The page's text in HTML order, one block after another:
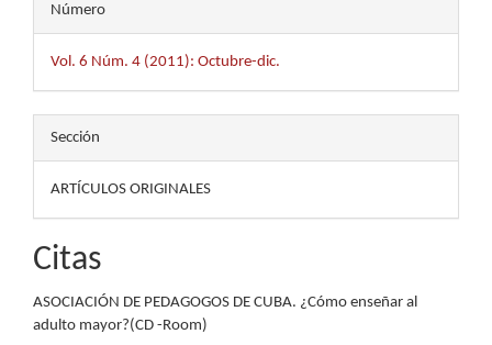
Número
Vol. 6 Núm. 4 (2011): Octubre-dic.
Sección
ARTÍCULOS ORIGINALES
Citas
ASOCIACIÓN DE PEDAGOGOS DE CUBA. ¿Cómo enseñar al
adulto mayor?(CD -Room)